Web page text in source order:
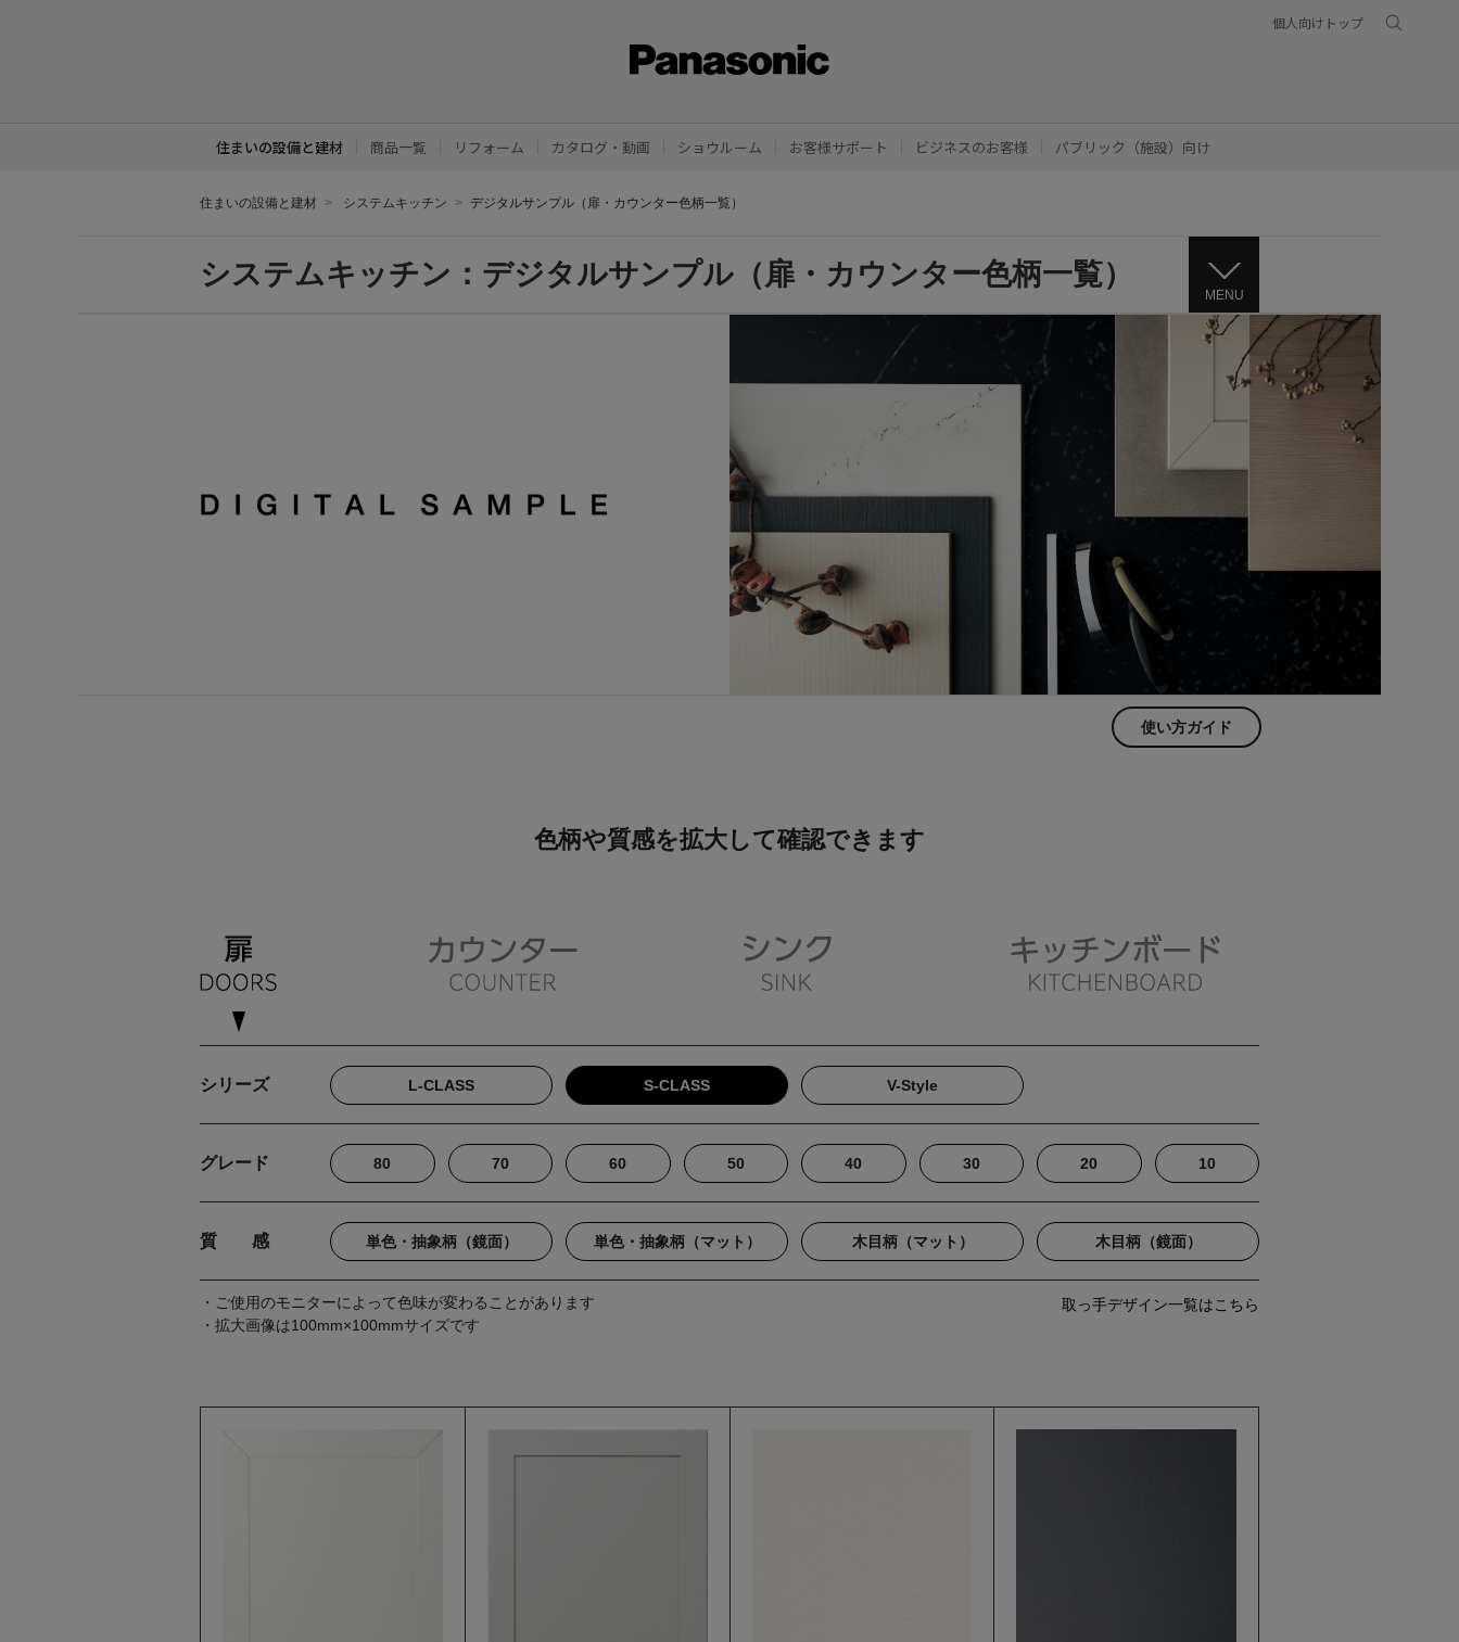
個人向けトップ
住まいの設備と建材 商品一覧 リフォーム カタログ・動画 ショウルーム お客様サポート ビジネスのお客様 パブリック（施設）向け
住まいの設備と建材 システムキッチン デジタルサンプル（扉・カウンター色柄一覧）
システムキッチン：デジタルサンプル（扉・カウンター色柄一覧）
MENU
使い方ガイド
色柄や質感を拡大して確認できます
シリーズ L-CLASS S-CLASS V-Style
グレード 80 70 60 50 40 30 20 10
質 感 単色・抽象柄（鏡面） 単色・抽象柄（マット） 木目柄（マット） 木目柄（鏡面）
・ご使用のモニターによって色味が変わることがあります
・拡大画像は100mm×100mmサイズです
取っ手デザイン一覧はこちら